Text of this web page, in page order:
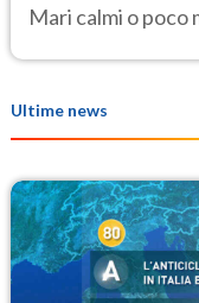
Mari calmi o poco
Ultime news